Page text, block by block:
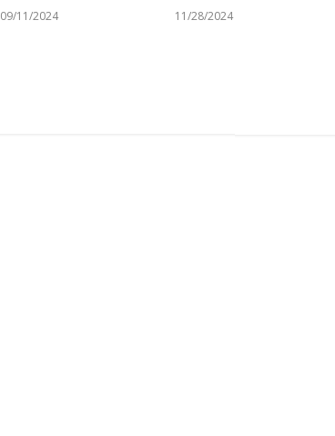
09/11/2024 11/28/2024